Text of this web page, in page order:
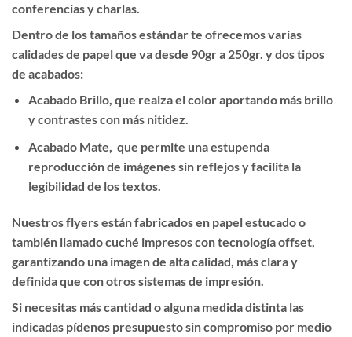
conferencias y charlas.
Dentro de los tamaños estándar te ofrecemos varias
calidades de papel que va desde 90gr a 250gr. y dos tipos
de acabados:
Acabado Brillo, que realza el color aportando más brillo
y contrastes con más nitidez.
Acabado Mate, que permite una estupenda
reproducción de imágenes sin reflejos y facilita la
legibilidad de los textos.
Nuestros flyers están fabricados en papel estucadoo
también llamado cuché impresos con tecnología offset,
garantizando una imagen de alta calidad, más clara y
definida que con otros sistemas de impresión.
Si necesitas más cantidad o alguna medida distinta las
indicadas pídenos presupuesto sin compromiso por medio